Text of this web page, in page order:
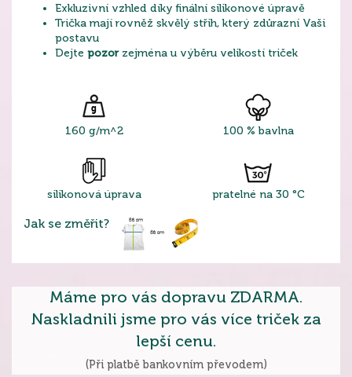
Exkluzivní vzhled díky finální silikonové úpravě
Trička mají rovněž skvělý střih, který zdůrazní Vaši
postavu
Dejte pozorzejména u výběru velikostí triček
160 g/m^2 100 % bavlna
silikonová úprava pratelné na 30 °C
Jak se změřit?
Máme pro vás dopravu ZDARMA.
Naskladnili jsme pro vás více triček za
lepší cenu.
(Při platbě bankovním převodem)